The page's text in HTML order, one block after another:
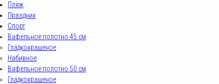
Пляж
Праздник
Спорт
Вафельное полотно 45 см
Гладкокрашеное
Набивное
Вафельное полотно 50 см
Гладкокрашеное